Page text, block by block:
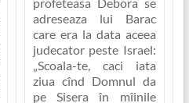
adreseaza lui Barac
care era la data aceea
judecator peste Israel:
„Scoala-te, caci iata
ziua cînd Domnul da
pe Sisera în mîinile